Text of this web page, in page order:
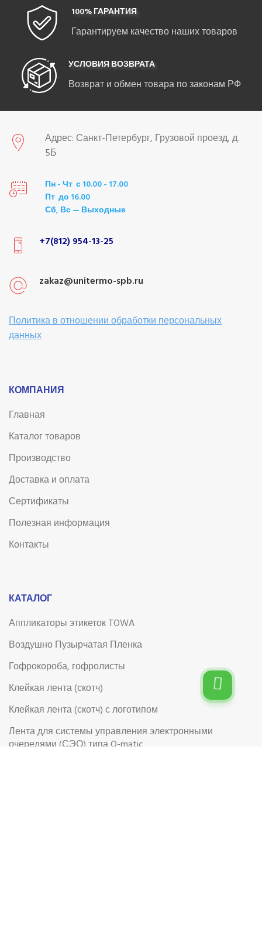
100% ГАРАНТИЯ
Гарантируем качество наших товаров
УСЛОВИЯ ВОЗВРАТА
Возврат и обмен товара по законам РФ
Адрес: Санкт-Петербург, Грузовой проезд, д.
5Б
Пн - Чт с 10.00 - 17.00
Пт до 16.00
Сб, Вс — Выходные
+7(812) 954-13-25
zakaz@unitermo-spb.ru
Политика в отношении обработки персональных
данных
КОМПАНИЯ
Главная
Каталог товаров
Производство
Доставка и оплата
Сертификаты
Полезная информация
Контакты
КАТАЛОГ
Аппликаторы этикеток TOWA
Воздушно Пузырчатая Пленка
Гофрокороба, гофролисты
Клейкая лента (скотч)
Клейкая лента (скотч) с логотипом
Лента для системы управления электронными
очередями (СЭО) типа Q-matic